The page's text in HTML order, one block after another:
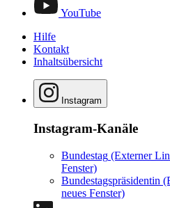
YouTube
Hilfe
Kontakt
Inhaltsübersicht
Instagram
Instagram-Kanäle
Bundestag (Externer
Fenster)
Bundestagspräsidentin
neues Fenster)